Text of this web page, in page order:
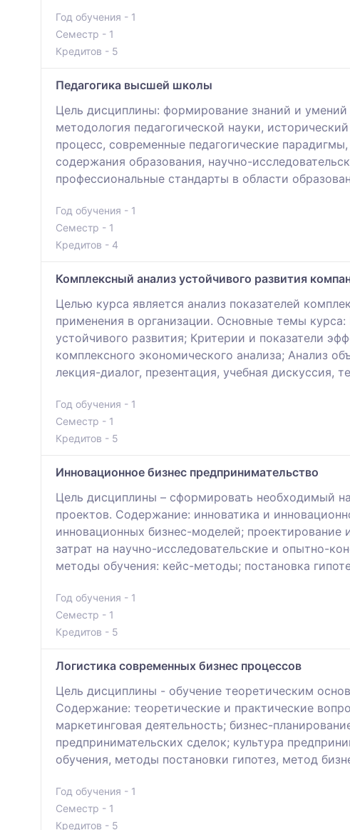
Год обучения - 1
Семестр - 1
Кредитов - 5
Педагогика высшей школы
Цель дисциплины: формирование знаний и
методология педагогической науки,
процесс, современные педагогические
содержания образования, научно-
профессиональные стандарты в области
Год обучения - 1
Семестр - 1
Кредитов - 4
Комплексный анализ устойчивого развития
Целью курса является анализ показателей
применения в организации. Основные темы
устойчивого развития; Критерии и показатели
комплексного экономического анализа; Анализ
лекция-диалог, презентация, учебная дискуссия,
Год обучения - 1
Семестр - 1
Кредитов - 5
Инновационное бизнес предпринимательство
Цель дисциплины – cформировать необходимый
проектов. Содержание: инноватика и
инновационных бизнес-моделей; проектирование
затрат на научно-исследовательские и опытно-
методы обучения: кейс-методы; постановка
Год обучения - 1
Семестр - 1
Кредитов - 5
Логистика современных бизнес процессов
Цель дисциплины - обучение теоретическим
Содержание: теоретические и практические
маркетинговая деятельность; бизнес-
предпринимательских сделок; культура
обучения, методы постановки гипотез, метод
Год обучения - 1
Семестр - 1
Кредитов - 5